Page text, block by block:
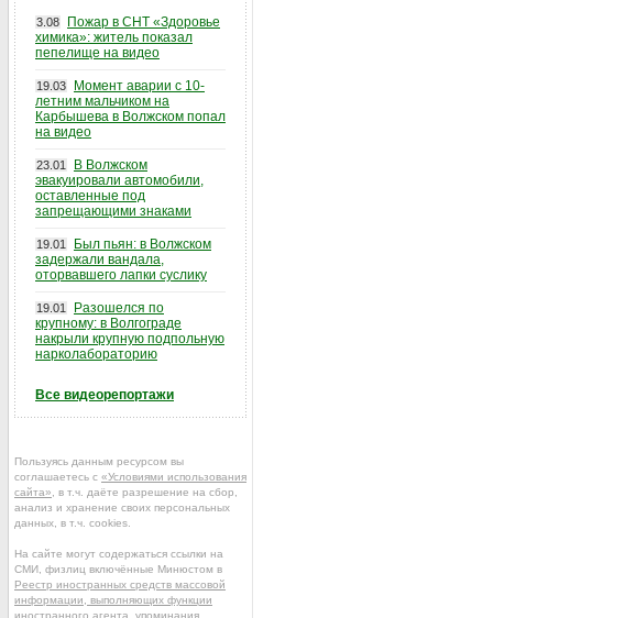
3.08
Пожар в СНТ «Здоровье
химика»: житель показал
пепелище на видео
19.03
Момент аварии с 10-
летним мальчиком на
Карбышева в Волжском попал
на видео
23.01
В Волжском
эвакуировали автомобили,
оставленные под
запрещающими знаками
19.01
Был пьян: в Волжском
задержали вандала,
оторвавшего лапки суслику
19.01
Разошелся по
крупному: в Волгограде
накрыли крупную подпольную
нарколабораторию
Все видеорепортажи
Пользуясь данным ресурсом вы
соглашаетесь с «Условиями использования
сайта» , в т.ч. даёте разрешение на сбор,
анализ и хранение своих персональных
данных, в т.ч. cookies.
На сайте могут содержаться ссылки на
СМИ, физлиц включённые Минюстом в
Реестр иностранных средств массовой
информации, выполняющих функции
иностранного агента , упоминания